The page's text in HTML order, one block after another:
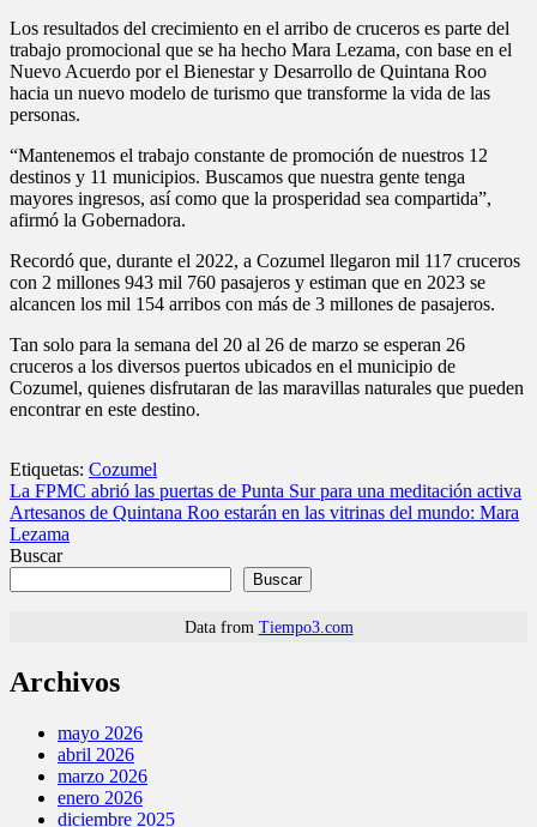
Los resultados del crecimiento en el arribo de cruceros es parte del
trabajo promocional que se ha hecho Mara Lezama, con base en el
Nuevo Acuerdo por el Bienestar y Desarrollo de Quintana Roo
hacia un nuevo modelo de turismo que transforme la vida de las
personas.
“Mantenemos el trabajo constante de promoción de nuestros 12
destinos y 11 municipios. Buscamos que nuestra gente tenga
mayores ingresos, así como que la prosperidad sea compartida”,
afirmó la Gobernadora.
Recordó que, durante el 2022, a Cozumel llegaron mil 117 cruceros
con 2 millones 943 mil 760 pasajeros y estiman que en 2023 se
alcancen los mil 154 arribos con más de 3 millones de pasajeros.
Tan solo para la semana del 20 al 26 de marzo se esperan 26
cruceros a los diversos puertos ubicados en el municipio de
Cozumel, quienes disfrutaran de las maravillas naturales que pueden
encontrar en este destino.
Etiquetas: Cozumel
Navegación
de
entradas
La FPMC abrió las puertas de Punta Sur para una meditación activa
Artesanos de Quintana Roo estarán en las vitrinas del mundo: Mara
Lezama
Buscar
Buscar
Data from Tiempo3.com
Archivos
mayo 2026
abril 2026
marzo 2026
enero 2026
diciembre 2025